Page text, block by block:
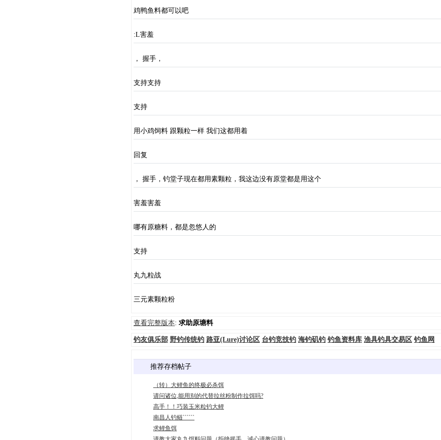
鸡鸭鱼料都可以吧
:L害羞
， 握手，
支持支持
支持
用小鸡饲料 跟颗粒一样 我们这都用着
回复
， 握手，钓堂子现在都用素颗粒，我这边没有原堂都是用这个
害羞害羞
哪有原糖料，都是忽悠人的
支持
丸九粒战
三元素颗粒粉
查看完整版本: 求助原塘料
钓友俱乐部 野钓传统钓 路亚(Lure)讨论区 台钓竞技钓 海钓矶钓 钓鱼资料库 渔具钓具交易区 钓鱼网
推荐存档帖子
（转）大鲤鱼的终极必杀饵
请问诸位,能用别的代替拉丝粉制作拉饵吗?
高手！！巧装玉米粒钓大鲤
南昌人钓鲢``````
求鲤鱼饵